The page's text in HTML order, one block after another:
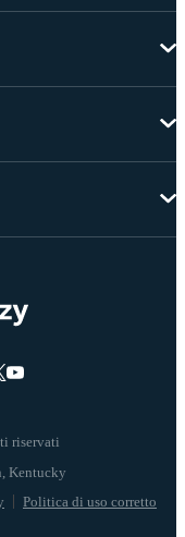
riservati
Politica di uso corretto